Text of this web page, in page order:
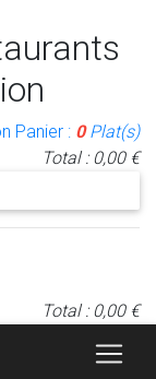
Panier : 0Plat(s)
Total : 0,00 €
Total : 0,00 €